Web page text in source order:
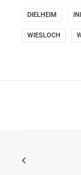
DIELHEIM
WIESLOCH